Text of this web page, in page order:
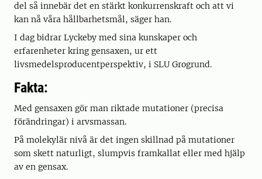
del så innebär det en stärkt konkurrenskraft och att vi
kan nå våra hållbarhetsmål, säger han.
I dag bidrar Lyckeby med sina kunskaper och
erfarenheter kring gensaxen, ur ett
livsmedelsproducentperspektiv, i SLU Grogrund.
Fakta:
Med gensaxen gör man riktade mutationer (precisa
förändringar) i arvsmassan.
På molekylär nivå är det ingen skillnad på mutationer
som skett naturligt, slumpvis framkallat eller med hjälp
av en gensax.